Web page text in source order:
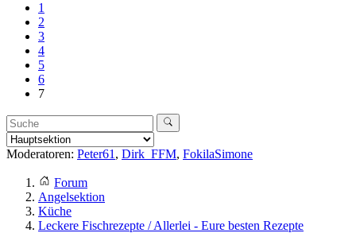
1
2
3
4
5
6
7
Moderatoren: Peter61 , Dirk_FFM, FokilaSimone
Forum
Angelsektion
Küche
Leckere Fischrezepte / Allerlei - Eure besten Rezepte